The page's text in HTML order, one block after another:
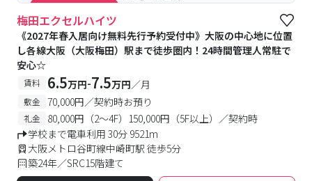
#キャンペーン実施中
梅田エクセルハイツ
《2027年春入居向け無料先行予約受付中》大阪の中心地に位置
し各線大阪（大阪梅田）駅まで徒歩圏内！24時間管理人常駐で
安心☆
賃料 6.5万円-7.5万円／月
敷金 70,000円／契約時お預り
礼金
80,000円（2～4F）150,000円（5F以上）／契約時
学校まで電車利用 30分 9521m
大阪メトロ谷町線中崎町駅 徒歩5分
築24年／SRC15階建て